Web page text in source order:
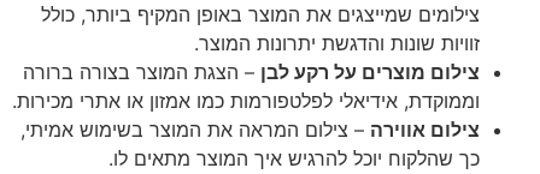
צילומים שמייצגים את המוצר באופן המקיף ביותר, כולל
זוויות שונות והדגשת יתרונות המוצר.
צילום מוצרים על רקע לבן – הצגת המוצר בצורה ברורה
וממוקדת, אידיאלי לפלטפורמות כמו אמזון או אתרי מכירות.
צילום אווירה – צילום המראה את המוצר בשימוש אמיתי,
כך שהלקוח יוכל להרגיש איך המוצר מתאים לו.